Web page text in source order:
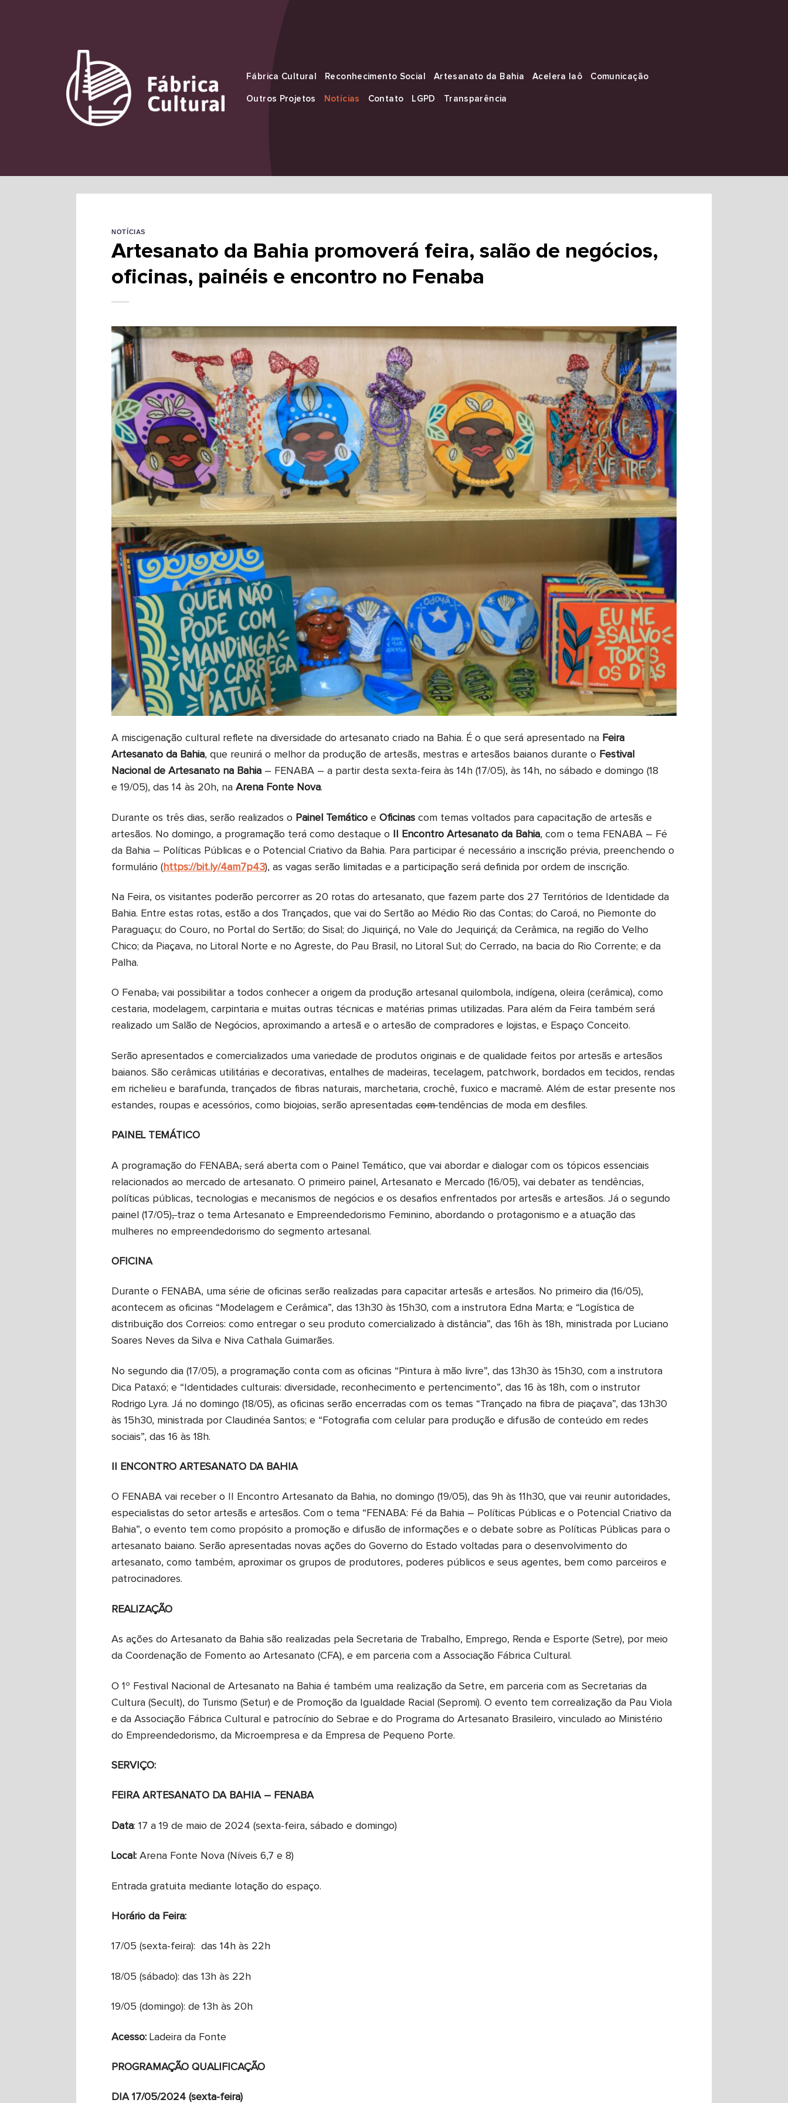
Fábrica Cultural Reconhecimento Social Artesanato da Bahia Acelera Iaô Comunicação
Outros Projetos Notícias Contato LGPD Transparência
NOTÍCIAS
Artesanato da Bahia promoverá feira, salão de negócios,
oficinas, painéis e encontro no Fenaba
A miscigenação cultural reflete na diversidade do artesanato criado na Bahia. É o que será apresentado na Feira
Artesanato da Bahia, que reunirá o melhor da produção de artesãs, mestras e artesãos baianos durante o Festival
Nacional de Artesanato na Bahia – FENABA – a partir desta sexta-feira às 14h (17/05), às 14h, no sábado e domingo (18
e 19/05), das 14 às 20h, naArena Fonte Nova.
Durante os três dias, serão realizados o Painel Temático eOficinas com temas voltados para capacitação de artesãs e
artesãos. No domingo, a programação terá como destaque o
II Encontro Artesanato da Bahia, com o tema FENABA – Fé
da Bahia – Políticas Públicas e o Potencial Criativo da Bahia. Para participar é necessário a inscrição prévia, preenchendo o
formulário (https://bit.ly/4am7p43), as vagas serão limitadas e a participação será definida por ordem de inscrição.
Na Feira, os visitantes poderão percorrer as 20 rotas do artesanato, que fazem parte dos 27 Territórios de Identidade da
Bahia. Entre estas rotas, estão a dos Trançados, que vai do Sertão ao Médio Rio das Contas; do Caroá, no Piemonte do
Paraguaçu; do Couro, no Portal do Sertão; do Sisal; do Jiquiriçá, no Vale do Jequiriçá; da Cerâmica, na região do Velho
Chico; da Piaçava, no Litoral Norte e no Agreste, do Pau Brasil, no Litoral Sul; do Cerrado, na bacia do Rio Corrente; e da
Palha.
O Fenaba,vai possibilitar a todos conhecer a origem da produção artesanal quilombola, indígena, oleira (cerâmica), como
cestaria, modelagem, carpintaria e muitas outras técnicas e matérias primas utilizadas. Para além da Feira também será
realizado um Salão de Negócios, aproximando a artesã e o artesão de compradores e lojistas, e Espaço Conceito.
Serão apresentados e comercializados uma variedade de produtos originais e de qualidade feitos por artesãs e artesãos
baianos. São cerâmicas utilitárias e decorativas, entalhes de madeiras, tecelagem, patchwork, bordados em tecidos, rendas
em richelieu e barafunda, trançados de fibras naturais, marchetaria, crochê, fuxico e macramê. Além de estar presente nos
estandes, roupas e acessórios, como biojoias, serão apresentadascomtendências de moda em desfiles.
PAINEL TEMÁTICO
A programação do FENABA,será aberta com o Painel Temático, que vai abordar e dialogar com os tópicos essenciais
relacionados ao mercado de artesanato. O primeiro painel, Artesanato e Mercado (16/05), vai debater as tendências,
políticas públicas, tecnologias e mecanismos de negócios e os desafios enfrentados por artesãs e artesãos. Já o segundo
painel (17/05),traz o tema Artesanato e Empreendedorismo Feminino, abordando o protagonismo e a atuação das
mulheres no empreendedorismo do segmento artesanal.
OFICINA
Durante o FENABA, uma série de oficinas serão realizadas para capacitar artesãs e artesãos. No primeiro dia (16/05),
acontecem as oficinas “Modelagem e Cerâmica”, das 13h30 às 15h30, com a instrutora Edna Marta; e “Logística de
distribuição dos Correios: como entregar o seu produto comercializado à distância”, das 16h às 18h, ministrada por Luciano
Soares Neves da Silva e Niva Cathala Guimarães.
No segundo dia (17/05), a programação conta com as oficinas “Pintura à mão livre”, das 13h30 às 15h30, com a instrutora
Dica Pataxó; e “Identidades culturais: diversidade, reconhecimento e pertencimento”, das 16 às 18h, com o instrutor
Rodrigo Lyra. Já no domingo (18/05), as oficinas serão encerradas com os temas “Trançado na fibra de piaçava”, das 13h30
às 15h30, ministrada por Claudinéa Santos; e “Fotografia com celular para produção e difusão de conteúdo em redes
sociais”, das 16 às 18h.
II ENCONTRO ARTESANATO DA BAHIA
O FENABA vai receber o II Encontro Artesanato da Bahia, no domingo (19/05), das 9h às 11h30, que vai reunir autoridades,
especialistas do setor artesãs e artesãos. Com o tema “FENABA: Fé da Bahia – Políticas Públicas e o Potencial Criativo da
Bahia”, o evento tem como propósito a promoção e difusão de informações e o debate sobre as Políticas Públicas para o
artesanato baiano. Serão apresentadas novas ações do Governo do Estado voltadas para o desenvolvimento do
artesanato, como também, aproximar os grupos de produtores, poderes públicos e seus agentes, bem como parceiros e
patrocinadores.
REALIZAÇÃO
As ações do Artesanato da Bahia são realizadas pela Secretaria de Trabalho, Emprego, Renda e Esporte (Setre), por meio
da Coordenação de Fomento ao Artesanato (CFA), e em parceria com a Associação Fábrica Cultural.
O 1º Festival Nacional de Artesanato na Bahia é também uma realização da Setre, em parceria com as Secretarias da
Cultura (Secult), do Turismo (Setur) e de Promoção da Igualdade Racial (Sepromi). O evento tem correalização da Pau Viola
e da Associação Fábrica Cultural e patrocínio do Sebrae e do Programa do Artesanato Brasileiro, vinculado ao Ministério
do Empreendedorismo, da Microempresa e da Empresa de Pequeno Porte.
SERVIÇO:
FEIRA ARTESANATO DA BAHIA – FENABA
Data: 17 a 19 de maio de 2024 (sexta-feira, sábado e domingo)
Local: Arena Fonte Nova (Níveis 6,7 e 8)
Entrada gratuita mediante lotação do espaço.
Horário da Feira:
17/05 (sexta-feira): das 14h às 22h
18/05 (sábado): das 13h às 22h
19/05 (domingo): de 13h às 20h
Acesso: Ladeira da Fonte
PROGRAMAÇÃO QUALIFICAÇÃO
DIA 17/05/2024 (sexta-feira)